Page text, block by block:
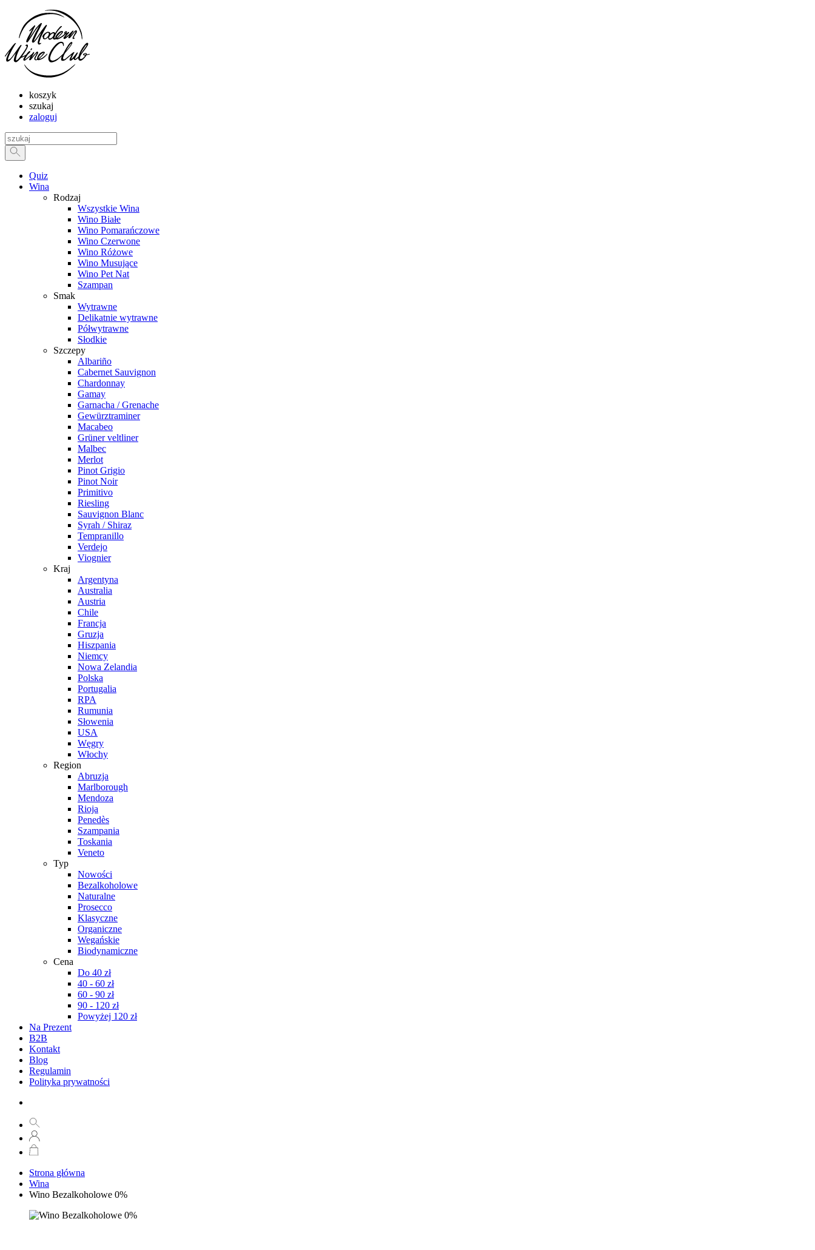
koszyk
szukaj
zaloguj
Quiz
Wina
Rodzaj
Wszystkie Wina
Wino Białe
Wino Pomarańczowe
Wino Czerwone
Wino Różowe
Wino Musujące
Wino Pet Nat
Szampan
Smak
Wytrawne
Delikatnie wytrawne
Półwytrawne
Słodkie
Szczepy
Albariño
Cabernet Sauvignon
Chardonnay
Gamay
Garnacha / Grenache
Gewürztraminer
Macabeo
Grüner veltliner
Malbec
Merlot
Pinot Grigio
Pinot Noir
Primitivo
Riesling
Sauvignon Blanc
Syrah / Shiraz
Tempranillo
Verdejo
Viognier
Kraj
Argentyna
Australia
Austria
Chile
Francja
Gruzja
Hiszpania
Niemcy
Nowa Zelandia
Polska
Portugalia
RPA
Rumunia
Słowenia
USA
Węgry
Włochy
Region
Abruzja
Marlborough
Mendoza
Rioja
Penedès
Szampania
Toskania
Veneto
Typ
Nowości
Bezalkoholowe
Naturalne
Prosecco
Klasyczne
Organiczne
Wegańskie
Biodynamiczne
Cena
Do 40 zł
40 - 60 zł
60 - 90 zł
90 - 120 zł
Powyżej 120 zł
Na Prezent
B2B
Kontakt
Blog
Regulamin
Polityka prywatności
Strona główna
Wina
Wino Bezalkoholowe 0%